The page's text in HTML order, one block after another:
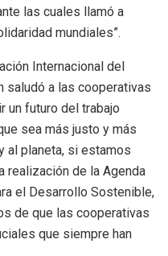
las cuales llamó a
mundiales”.
Internacional del
saludó a las cooperativas
un futuro del trabajo
sea más justo y más
al planeta, si estamos
realización de la Agenda
el Desarrollo Sostenible,
de que las cooperativas
que siempre han